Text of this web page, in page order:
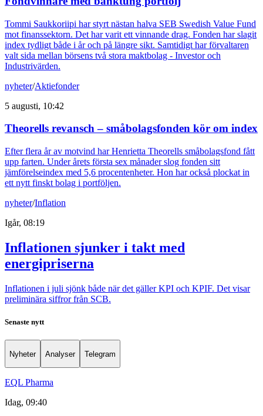
Tommi Saukkoriipi har styrt nästan halva SEB Swedish Value Fund
mot finanssektorn. Det har varit ett vinnande drag. Fonden har slagit
index tydligt både i år och på längre sikt. Samtidigt har förvaltaren
valt sida mellan börsens två stora maktbolag - Investor och
Industrivärden.
nyheter/Aktiefonder
5 augusti, 10:42
Theorells revansch – småbolagsfonden kör om index
Efter flera år av motvind har Henrietta Theorells småbolagsfond fått
upp farten. Under årets första sex månader slog fonden sitt
jämförelseindex med 5,6 procentenheter. Hon har också plockat in
ett nytt finskt bolag i portföljen.
nyheter/Inflation
Igår, 08:19
Inflationen sjunker i takt med
energipriserna
Inflationen i juli sjönk både när det gäller KPI och KPIF. Det visar
preliminära siffror från SCB.
Senaste nytt
Nyheter Analyser Telegram
EQL Pharma
Idag, 09:40